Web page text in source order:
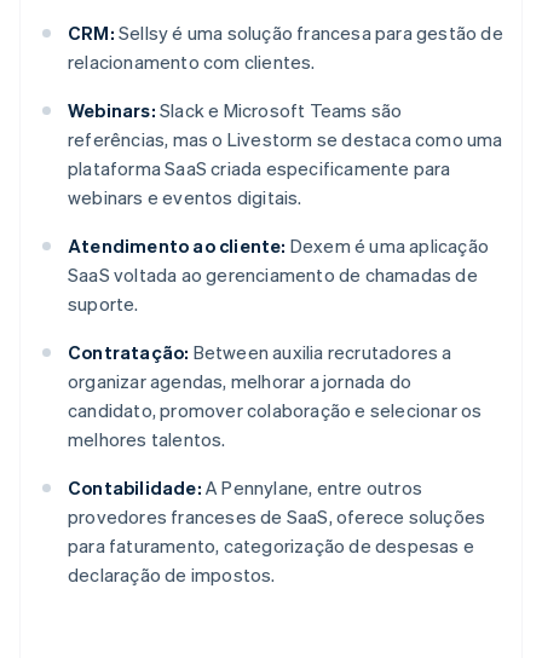
CRM: Sellsy é uma solução francesa para gestão de
relacionamento com clientes.
Webinars: Slack e Microsoft Teams são
referências, mas o Livestorm se destaca como uma
plataforma SaaS criada especificamente para
webinars e eventos digitais.
Atendimento ao cliente: Dexem é uma aplicação
SaaS voltada ao gerenciamento de chamadas de
suporte.
Contratação: Between auxilia recrutadores a
organizar agendas, melhorar a jornada do
candidato, promover colaboração e selecionar os
melhores talentos.
Contabilidade: A Pennylane, entre outros
provedores franceses de SaaS, oferece soluções
para faturamento, categorização de despesas e
declaração de impostos.